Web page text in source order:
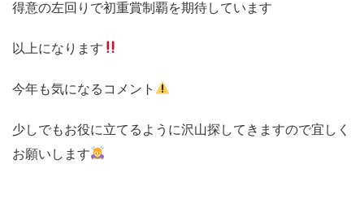
得意の左回りで初重賞制覇を期待しています
以上になります
今年も気になるコメント
少しでもお役に立てるように沢山探してきますので宜しく
お願いします